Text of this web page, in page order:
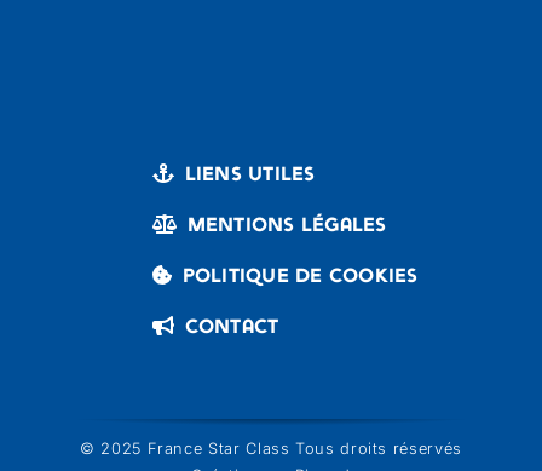
Liens utiles
Mentions légales
Politique de cookies
Contact
© 2025 France Star Class Tous droits réservés